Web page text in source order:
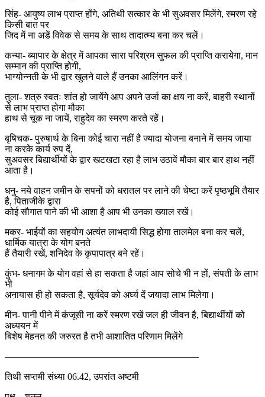
सिंह- आयुष्य लाभ प्राप्त होंगे, अतिथी सत्कार के भी सुअवसर मिलेंगे, स्मरण रहे
किसी बात पर
जिद में ना अडें विवेक से समय के साथ तादात्म्य बना कर चलें।
कन्या- ब्यापार के क्षेत्र में आपका सारा परिश्रम सुफल की प्राप्ति करायेगा, मान
सम्मान की प्राप्ति होगी,
भाग्योन्नती के भी द्वार खुलने वाले हैं उनका आलिंगन करें।
तुला- शत्रु स्वतः शांत हो जायेंगे आप अपने उर्जा का क्षय ना करें, बाहरी स्थानों
से लाभ प्राप्त होगा मौका
हाथ से चूक ना जायें, राहुदेव का स्मरण करते रहें।
बृषिचक- पुरुषार्थ के बिना कोई चारा नहीं है ज्यादा योजना बनाने में समय जाया
ना करके कार्य रुप दें,
सुअवसर बिद्यार्थीयों के द्वार खटखटा रहा है लाभ उठावें मौका बार बार हाथ नहीं
आता है।
धनु- नये वाहन जमीन के सपनों को धरातल पर लाने की चेष्टा करें पृष्ठभूमि तैयार
है, पिताजीके द्वारा
कोई सौगात पाने की भी आशा है आप भी उनका ख्याल रखें।
मकर- भाईयों का सहयोग अत्यंत लाभदायी सिद्ध होगा तालमेल बना कर चलें,
धार्मिक यात्रा के योग बनते
हैं तैयारी रखें, शनिदेव के कृपापात्र बने रहें।
कुंभ- धनागम के योग वहां से हा सकता है जहां आप सोचे भी न हों, संपती के लाभ
भी
अनायास ही हो सकता है, सूर्यदेव को अर्घ्य दें जयादा लाभ मिलेगा।
मीन- पानी पीने में कंजूसी ना करें स्मरण रखें जल ही जीवन है, बिद्यार्थीयों को
अध्ययन में
बिशेष मेहनत की जरुरत है तभी आशातित परिणाम मिलेंगे
————————————————————–
तिथी सप्तमी संध्या 06.42, उपरांत अष्टमी